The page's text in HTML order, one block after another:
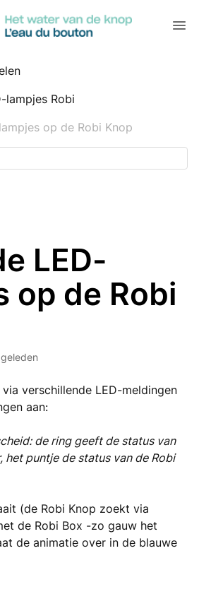
lampjes Robi
op de Robi Knop
LED-
op de Robi
verschillende LED-meldingen
aan:
de ring geeft de status van
het puntje de status van de Robi
(de Robi Knop zoekt via
de Robi Box -zo gauw het
de animatie over in de blauwe